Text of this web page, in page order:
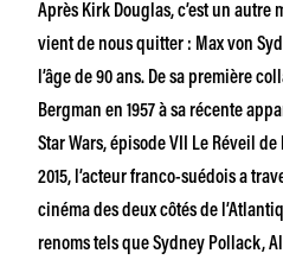
Après Kirk Douglas, c’est un
vient de nous quitter : Max von
l’âge de 90 ans. De sa première
Bergman en 1957 à sa récente
Star Wars, épisode VII Le Réveil de
2015, l’acteur franco-suédois a
cinéma des deux côtés de
renoms tels que Sydney Pollack,